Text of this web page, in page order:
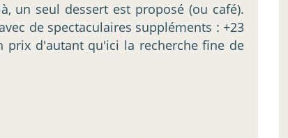
un seul dessert est proposé (ou café).
de spectaculaires suppléments : +23
d'autant qu'ici la recherche fine de